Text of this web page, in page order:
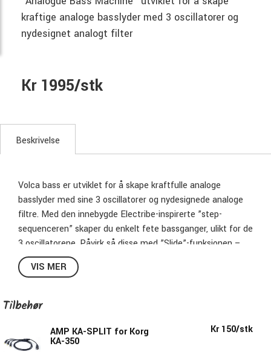
kraftige analoge basslyder med 3 oscillatorer og
nydesignet analogt filter
Kr 1995/stk
Beskrivelse
Volca bass er utviklet for å skape kraftfulle analoge
basslyder med sine 3 oscillatorer og nydesignede analoge
filtre. Med den innebygde Electribe-inspirerte ”step-
sequenceren” skaper du enkelt fete bassganger, ulikt for de
3 oscillatorene. Påvirk så disse med ”Slide”-funksjonen –
nødvendig for acid og andre typer elektronisk musikk eller f.
eks. ”Active steps”-funksjonen som kan hoppe over eller
Spesifikasjoner:
Multi touch Keyboard / step-tangenter
Analog synthesis
VIS MER
Tilbehør
AMP KA-SPLIT for Korg
KA-350
Kr 150/stk